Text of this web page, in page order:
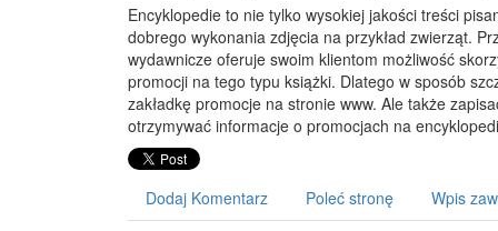
Encyklopedie to nie tylko wysokiej jakości treści
dobrego wykonania zdjęcia na przykład zwierząt.
wydawnicze oferuje swoim klientom możliwość
promocji na tego typu książki. Dlatego w sposób
zakładkę promocje na stronie www. Ale także
otrzymywać informacje o promocjach na
Dodaj Komentarz Poleć stronę Wpis